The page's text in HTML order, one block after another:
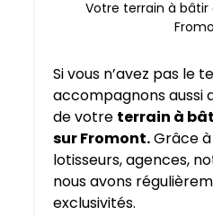
Votre terrain à
Si vous n’avez pas le
accompagnons aussi
de votre terrain à
sur Fromont.Grâce
lotisseurs, agences,
nous avons
exclusivités.